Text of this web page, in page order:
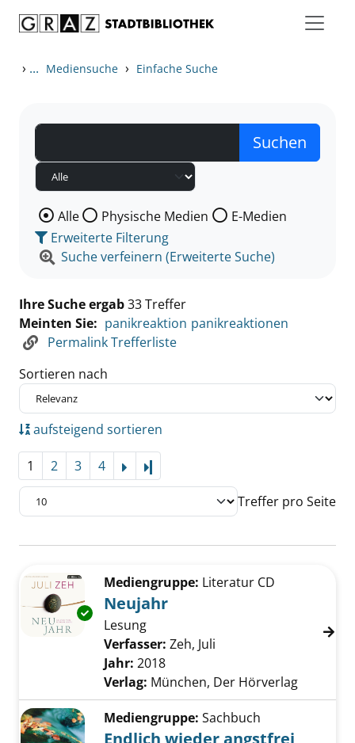
› ... Mediensuche › Einfache Suche
Wählen Sie die Medienart nach der Sie suchen wollen.
Alle Physische Medien
E-Medien
Erweiterte Filterung
Suche verfeinern (Erweiterte Suche)
Ihre Suche ergab33 Treffer
Meinten Sie: panikreaktion panikreaktionen
Permalink Trefferliste
Sortieren nach
aufsteigend sortieren
1 2 3 4
Treffer pro Seite
Zu den Suchfiltern springen
Exemplar-Details von Neujahr anzeigen
Mediengruppe: Literatur CD
Neujahr
Lesung
Verfasser: Zeh, Juli
Jahr: 2018
Verlag: München, Der Hörverlag
Mediengruppe: Sachbuch
Endlich wieder angstfrei